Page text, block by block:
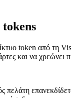
tokens
token από τη
και να χρεώνει